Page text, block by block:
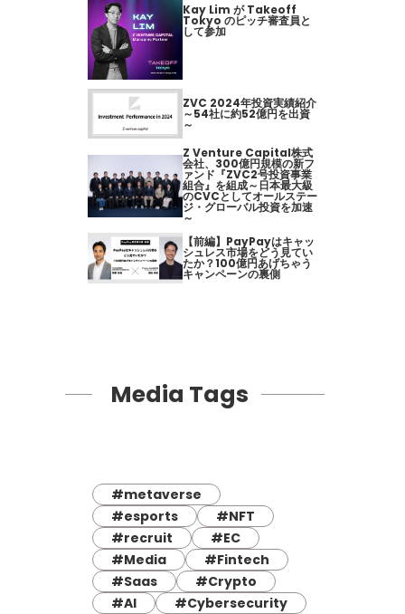
Kay Lim が Takeoff
Tokyo のピッチ審査員と
して参加
ZVC 2024年投資実績紹介
～54社に約52億円を出資
～
Z Venture Capital株式
会社、300億円規模の新フ
ァンド『ZVC2号投資事業
組合』を組成～日本最大級
のCVCとしてオールステー
ジ・グローバル投資を加速
～
【前編】PayPayはキャッ
シュレス市場をどう見てい
たか？100億円あげちゃう
キャンペーンの裏側
Media Tags
#metaverse
#esports
#NFT
#recruit
#EC
#Media
#Fintech
#Saas
#Crypto
#AI
#Cybersecurity